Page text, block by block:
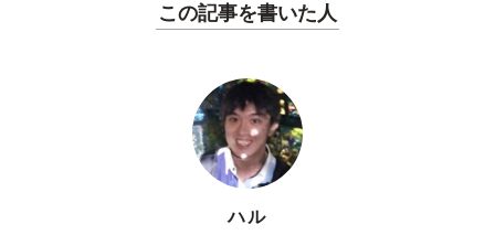
この記事を書いた人
ハル